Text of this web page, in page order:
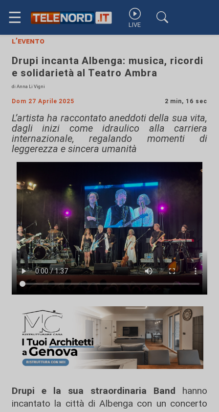
☰ LIVE
l’evento
Drupi incanta Albenga: musica, ricordi
e solidarietà al Teatro Ambra
di Anna Li Vigni
Dom 27 Aprile 2025 2 min, 16 sec
L’artista ha raccontato aneddoti della sua vita,
dagli inizi come idraulico alla carriera
internazionale, regalando momenti di
leggerezza e sincera umanità
Drupi e la sua straordinaria Band hanno
incantato la città di Albenga con un concerto